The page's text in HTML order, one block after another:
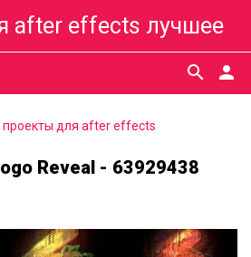
after effects лучшее
person
search
проекты для after effects
Reveal - 63929438